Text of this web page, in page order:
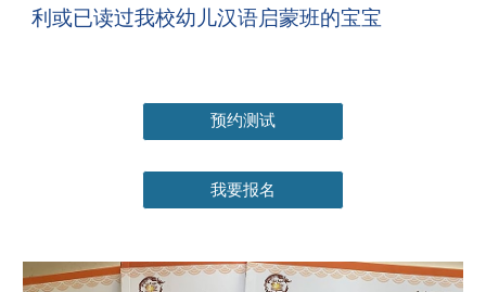
利或已读过我校幼儿汉语启蒙班的宝宝
预约测试
我要报名